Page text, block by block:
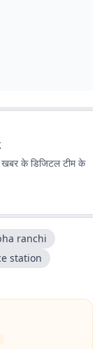
के डिजिटल टीम के
ranchi
station